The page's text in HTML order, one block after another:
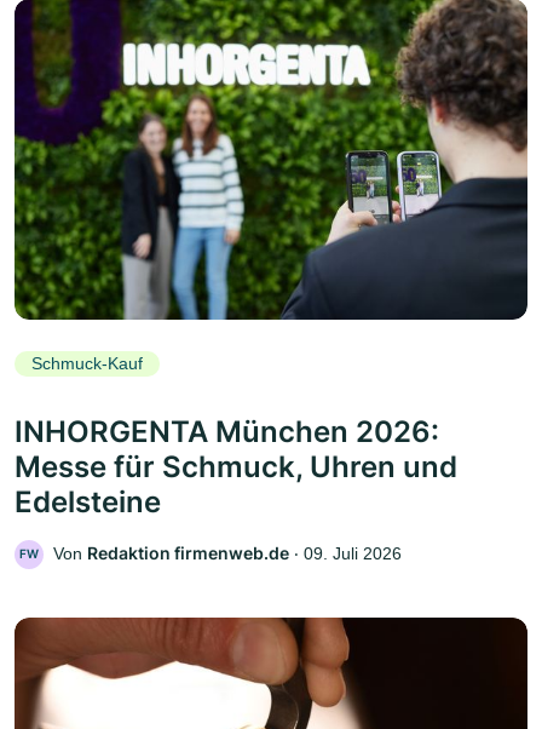
Schmuck-Kauf
INHORGENTA München 2026:
Messe für Schmuck, Uhren und
Edelsteine
FW Von Redaktion firmenweb.de ‧ 09. Juli 2026